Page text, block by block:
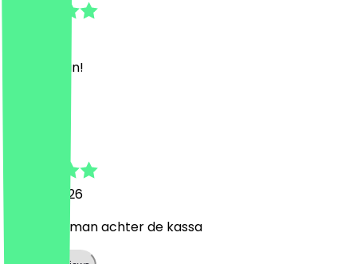
Lekker man!
15 april 2026
Hele lieve man achter de kassa